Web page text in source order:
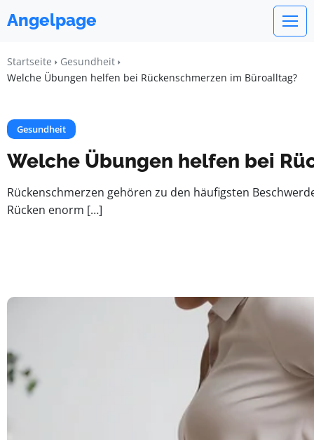
Angelpage
Startseite
Gesundheit
Welche Übungen helfen bei Rückenschmerzen im Büroalltag?
Gesundheit
Welche Übungen helfen bei
Rückenschmerzen gehören zu den häufigsten
Rücken enorm […]